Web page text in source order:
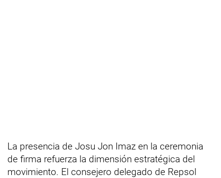
La presencia de Josu Jon Imaz en la ceremonia
de firma refuerza la dimensión estratégica del
movimiento. El consejero delegado de Repsol